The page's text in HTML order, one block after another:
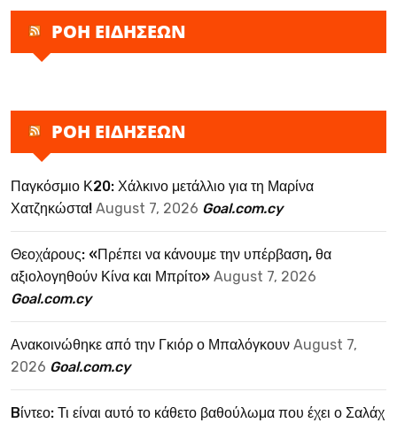
ΡΟΗ ΕΙΔΗΣΕΩΝ
ΡΟΗ ΕΙΔΗΣΕΩΝ
Παγκόσμιο Κ20: Χάλκινο μετάλλιο για τη Μαρίνα
Χατζηκώστα! August 7, 2026 Goal.com.cy
Θεοχάρους: «Πρέπει να κάνουμε την υπέρβαση, θα
αξιολογηθούν Κίνα και Μπρίτο» August 7, 2026
Goal.com.cy
Ανακοινώθηκε από την Γκιόρ ο Μπαλόγκουν August 7,
2026 Goal.com.cy
Bίντεο: Τι είναι αυτό το κάθετο βαθούλωμα που έχει ο Σαλάχ